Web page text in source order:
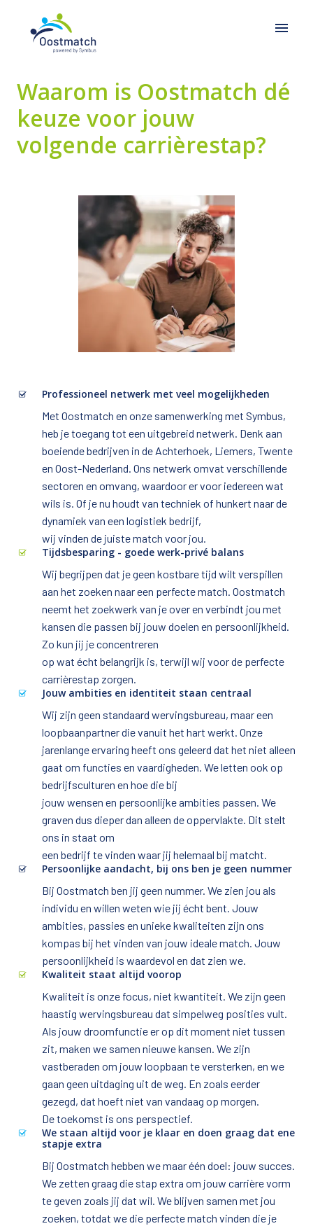
contentHomepagina
Waarom is Oostmatch dé
keuze voor jouw
volgende carrièrestap?
Professioneel netwerk met veel mogelijkheden
Met Oostmatch en onze samenwerking met Symbus,
heb je toegang tot een uitgebreid netwerk. Denk aan
boeiende bedrijven in de Achterhoek, Liemers, Twente
en Oost-Nederland. Ons netwerk omvat verschillende
sectoren en omvang, waardoor er voor iedereen wat
wils is. Of je nu houdt van techniek of hunkert naar de
dynamiek van een logistiek bedrijf,
wij vinden de juiste match voor jou.
Tijdsbesparing - goede werk-privé balans
Wij begrijpen dat je geen kostbare tijd wilt verspillen
aan het zoeken naar een perfecte match. Oostmatch
neemt het zoekwerk van je over en verbindt jou met
kansen die passen bij jouw doelen en persoonlijkheid.
Zo kun jij je concentreren
op wat écht belangrijk is, terwijl wij voor de perfecte
carrièrestap zorgen.
Jouw ambities en identiteit staan centraal
Wij zijn geen standaard wervingsbureau, maar een
loopbaanpartner die vanuit het hart werkt. Onze
jarenlange ervaring heeft ons geleerd dat het niet alleen
gaat om functies en vaardigheden. We letten ook op
bedrijfsculturen en hoe die bij
jouw wensen en persoonlijke ambities passen. We
graven dus dieper dan alleen de oppervlakte. Dit stelt
ons in staat om
een bedrijf te vinden waar jij helemaal bij matcht.
Persoonlijke aandacht, bij ons ben je geen nummer
Bij Oostmatch ben jij geen nummer. We zien jou als
individu en willen weten wie jij écht bent. Jouw
ambities, passies en unieke kwaliteiten zijn ons
kompas bij het vinden van jouw ideale match. Jouw
persoonlijkheid is waardevol en dat zien we.
Kwaliteit staat altijd voorop
Kwaliteit is onze focus, niet kwantiteit. We zijn geen
haastig wervingsbureau dat simpelweg posities vult.
Als jouw droomfunctie er op dit moment niet tussen
zit, maken we samen nieuwe kansen. We zijn
vastberaden om jouw loopbaan te versterken, en we
gaan geen uitdaging uit de weg. En zoals eerder
gezegd, dat hoeft niet van vandaag op morgen.
De toekomst is ons perspectief.
We staan altijd voor je klaar en doen graag dat ene
stapje extra
Bij Oostmatch hebben we maar één doel: jouw succes.
We zetten graag die stap extra om jouw carrière vorm
te geven zoals jij dat wil. We blijven samen met jou
zoeken, totdat we die perfecte match vinden die je